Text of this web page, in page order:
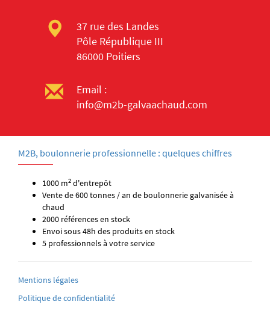
37 rue des Landes
Pôle République III
86000 Poitiers
Email :
info@m2b-galvaachaud.com
M2B, boulonnerie professionnelle : quelques chiffres
1000 m2 d'entrepôt
Vente de 600 tonnes / an de boulonnerie galvanisée à
chaud
2000 références en stock
Envoi sous 48h des produits en stock
5 professionnels à votre service
Mentions légales
Politique de confidentialité